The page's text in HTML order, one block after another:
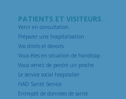
PATIENTS ET VISITEURS
Venir en consultation
Préparer une hospitalisation
Vos droits et devoirs
Vous êtes en situation de handicap
Vous venez de perdre un proche
Le service social hospitalier
HAD Santé Service
Entrepôt de données de santé